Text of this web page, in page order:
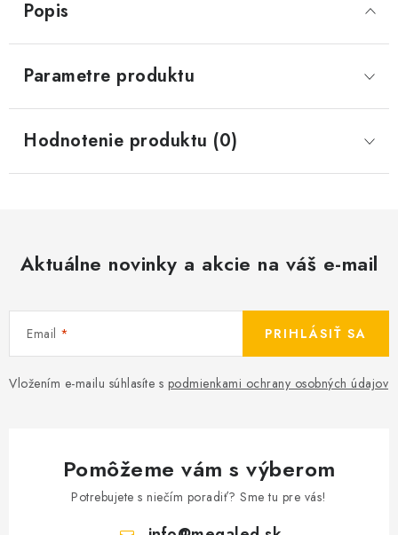
Popis
Parametre produktu
Hodnotenie produktu (0)
Aktuálne novinky a akcie na váš e-mail
Email
Vložením e-mailu súhlasíte s podmienkami ochrany osobných údajov
PRIHLÁSIŤ SA
Pomôžeme vám s výberom
Potrebujete s niečím poradiť? Sme tu pre vás!